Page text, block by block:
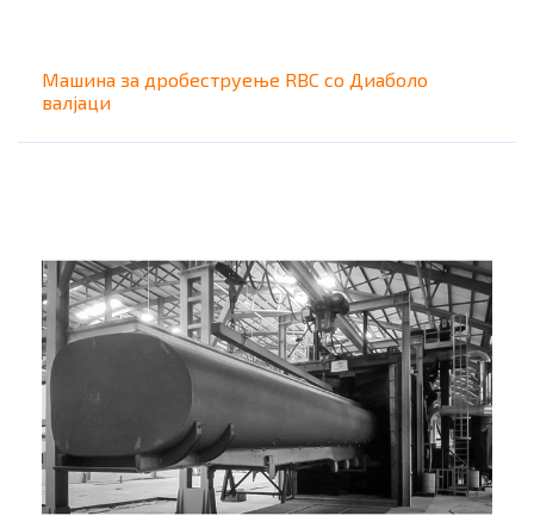
Машина за дробеструење RBC со Диаболо
валјаци